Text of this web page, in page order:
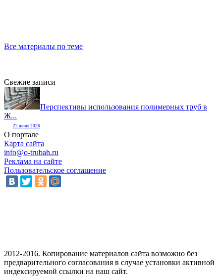
Все материалы по теме
Свежие записи
Перспективы использования полимерных труб в
Ж...
22 июня 2026
О портале
Карта сайта
info@o-trubah.ru
Реклама на сайте
Пользовательское соглашение
2012-2016. Копирование материалов сайта возможно без
предварительного согласования в случае установки активной
индексируемой ссылки на наш сайт.